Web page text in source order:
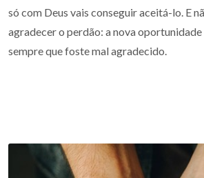
só com Deus vais conseguir aceitá-lo. E
agradecer o perdão: a nova oportunidade
sempre que foste mal agradecido.